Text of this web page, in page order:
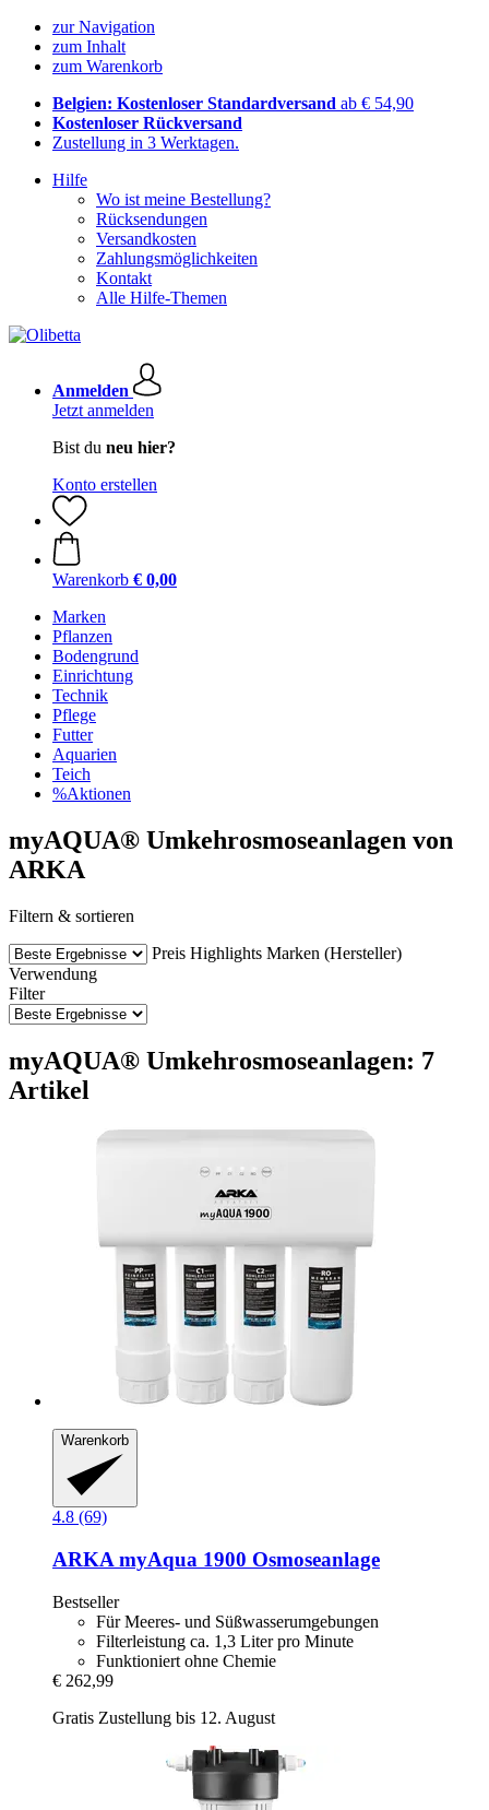
zur Navigation
zum Inhalt
zum Warenkorb
Belgien: Kostenloser Standardversand ab € 54,90
Kostenloser Rückversand
Zustellung in 3 Werktagen.
Hilfe
Wo ist meine Bestellung?
Rücksendungen
Versandkosten
Zahlungsmöglichkeiten
Kontakt
Alle Hilfe-Themen
Anmelden
Jetzt anmelden
Bist du neu hier?
Konto erstellen
Warenkorb € 0,00
Marken
Pflanzen
Bodengrund
Einrichtung
Technik
Pflege
Futter
Aquarien
Teich
%Aktionen
myAQUA® Umkehrosmoseanlagen von
ARKA
Filtern & sortieren
Preis Highlights Marken (Hersteller)
Verwendung
Filter
myAQUA® Umkehrosmoseanlagen: 7
Artikel
Warenkorb
4.8 (69)
ARKA myAqua 1900 Osmoseanlage
Bestseller
Für Meeres- und Süßwasserumgebungen
Filterleistung ca. 1,3 Liter pro Minute
Funktioniert ohne Chemie
€ 262,99
Gratis Zustellung bis 12. August